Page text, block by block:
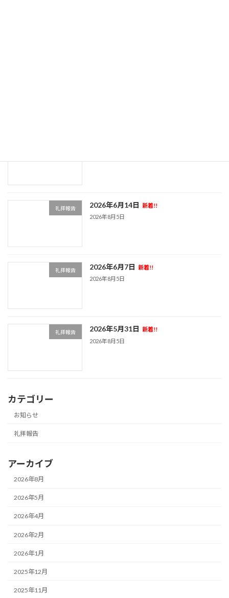
礼拝報告 2026年6月14日 新着!!
2026年8月5日
礼拝報告 2026年6月7日 新着!!
2026年8月5日
礼拝報告 2026年5月31日 新着!!
2026年8月5日
カテゴリー
お知らせ
礼拝報告
アーカイブ
2026年8月
2026年5月
2026年4月
2026年2月
2026年1月
2025年12月
2025年11月